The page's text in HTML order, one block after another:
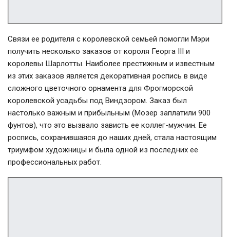
Связи ее родителя с королевской семьей помогли Мэри
получить несколько заказов от короля Георга III и
королевы Шарлотты. Наиболее престижным и известным
из этих заказов является декоративная роспись в виде
сложного цветочного орнамента для Фрогморской
королевской усадьбы под Виндзором. Заказ был
настолько важным и прибыльным (Мозер заплатили 900
фунтов), что это вызвало зависть ее коллег-мужчин. Ее
роспись, сохранившаяся до наших дней, стала настоящим
триумфом художницы и была одной из последних ее
профессиональных работ.